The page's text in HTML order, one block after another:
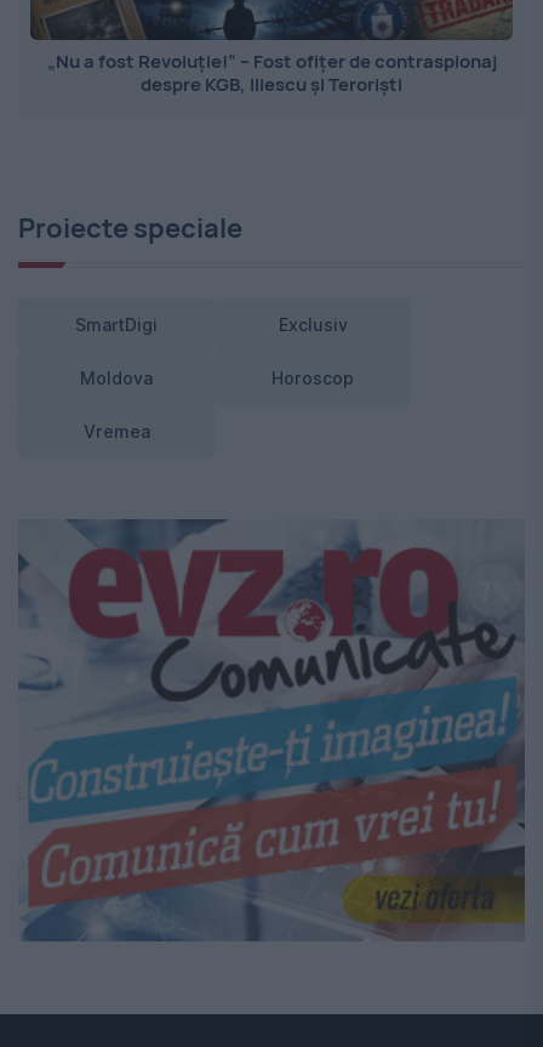
„Nu a fost Revoluție!” – Fost ofițer de contraspionaj
despre KGB, Iliescu și Teroriști
Proiecte speciale
SmartDigi Exclusiv
Moldova Horoscop
Vremea